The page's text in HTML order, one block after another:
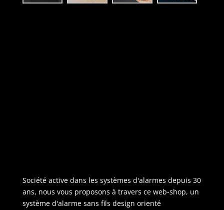
Société active dans les systèmes d'alarmes depuis 30
ans, nous vous proposons à travers ce web-shop, un
système d'alarme sans fils design orienté